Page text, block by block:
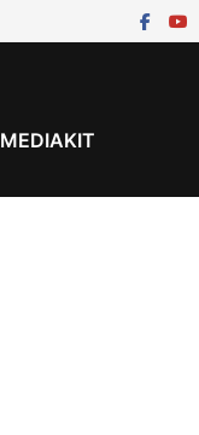
MEDIAKIT